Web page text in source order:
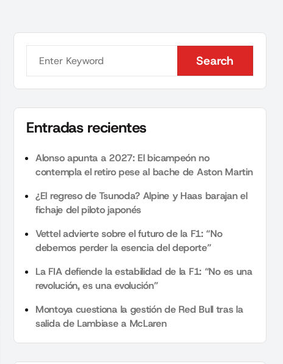
Search
Search
Entradas recientes
Alonso apunta a 2027: El bicampeón no
contempla el retiro pese al bache de Aston Martin
¿El regreso de Tsunoda? Alpine y Haas barajan el
fichaje del piloto japonés
Vettel advierte sobre el futuro de la F1: “No
debemos perder la esencia del deporte”
La FIA defiende la estabilidad de la F1: “No es una
revolución, es una evolución”
Montoya cuestiona la gestión de Red Bull tras la
salida de Lambiase a McLaren